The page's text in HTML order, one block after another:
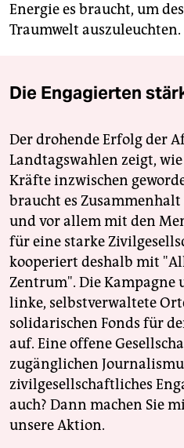
Energie es braucht, um
Traumwelt auszuleuchten.
Die Engagierten
Der drohende Erfolg der
Landtagswahlen zeigt,
Kräfte inzwischen
braucht es
und vor allem mit den
für eine starke
kooperiert deshalb mit
Zentrum". Die
linke, selbstverwaltete
solidarischen Fonds für
auf. Eine offene
zugänglichen
zivilgesellschaftliches
auch? Dann machen Sie
unsere Aktion.